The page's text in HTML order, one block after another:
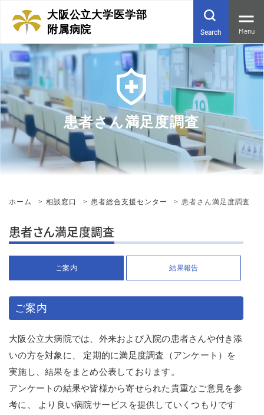
大阪公立大学医学部
附属病院
Search Menu
患者さん満足度調査
ホーム 相談窓口 患者総合支援センター 患者さん満足度調査
患者さん満足度調査
ご案内 結果報告
ご案内
大阪公立大病院では、外来および入院の患者さんや付き添
いの方を対象に、 定期的に満足度調査（アンケート）を
実施し、結果をまとめ公表しております。
アンケートの結果や皆様から寄せられた貴重なご意見を参
考に、 より良い病院サービスを提供していくつもりです